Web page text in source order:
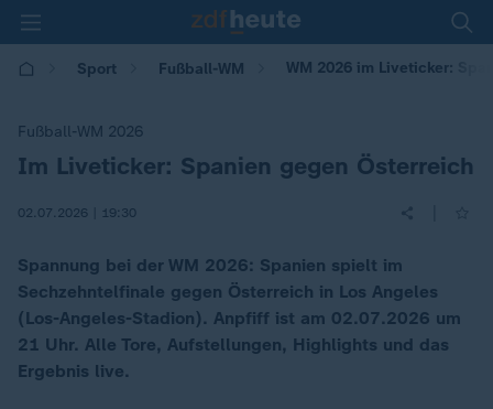
Sport Fußball-WM WM 2026 im Liveticker:
Fußball-WM 2026
:
Im Liveticker: Spanien gegen Österreich
02.07.2026 | 19:30
Spannung bei der WM 2026: Spanien spielt im
Sechzehntelfinale gegen Österreich in Los Angeles
(Los-Angeles-Stadion). Anpfiff ist am 02.07.2026 um
21 Uhr. Alle Tore, Aufstellungen, Highlights und das
Ergebnis live.